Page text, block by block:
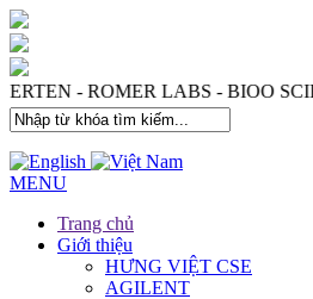
- ROMER LABS - BIOO
MENU
Trang chủ
Giới thiệu
HƯNG VIỆT CSE
AGILENT